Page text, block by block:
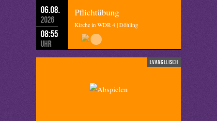
06.08.
2026
08:55
Uhr
Pflichtübung
Kirche in WDR 4 | Döhling
evangelisch